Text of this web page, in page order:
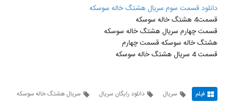
دانلود قسمت سوم سریال هشتگ خاله سوسکه
قسمت4 هشتگ خاله سوسکه
قسمت چهارم سریال هشتگ خاله سوسکه
هشتگ خاله سوسکه قسمت چهارم
قسمت 4 سریال هشتگ خاله سوسکه
فیلم سریال دانلود رایگان سریال
سریال هشتگ خاله سوسکه